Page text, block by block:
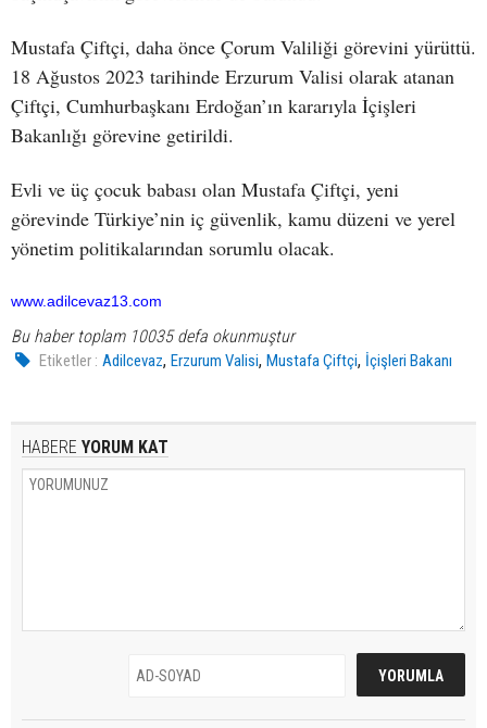
Mustafa Çiftçi, daha önce Çorum Valiliği görevini yürüttü.
18 Ağustos 2023 tarihinde Erzurum Valisi olarak atanan
Çiftçi, Cumhurbaşkanı Erdoğan’ın kararıyla İçişleri
Bakanlığı görevine getirildi.
Evli ve üç çocuk babası olan Mustafa Çiftçi, yeni
görevinde Türkiye’nin iç güvenlik, kamu düzeni ve yerel
yönetim politikalarından sorumlu olacak.
www.adilcevaz13.com
Bu haber toplam 10035 defa okunmuştur
Etiketler : Adilcevaz,Erzurum Valisi,Mustafa Çiftçi, İçişleri Bakanı
HABERE YORUM KAT